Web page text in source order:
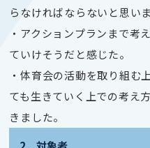
らなければならないと思い
・アクションプランまで考
ていけそうだと感じた。
・体育会の活動を取り組む
ても生きていく上での考え
きました。